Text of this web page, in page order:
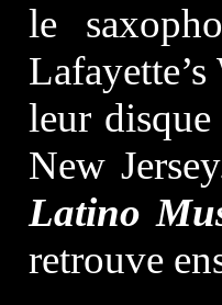
le
leur
New
Latino
retrouve